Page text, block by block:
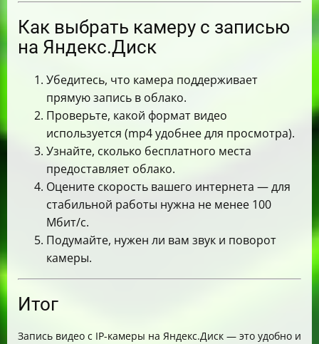
Как выбрать камеру с записью
на Яндекс.Диск
Убедитесь, что камера поддерживает
прямую запись в облако.
Проверьте, какой формат видео
используется (mp4 удобнее для просмотра).
Узнайте, сколько бесплатного места
предоставляет облако.
Оцените скорость вашего интернета — для
стабильной работы нужна не менее 100
Мбит/с.
Подумайте, нужен ли вам звук и поворот
камеры.
Итог
Запись видео с IP-камеры на Яндекс.Диск — это удобно и